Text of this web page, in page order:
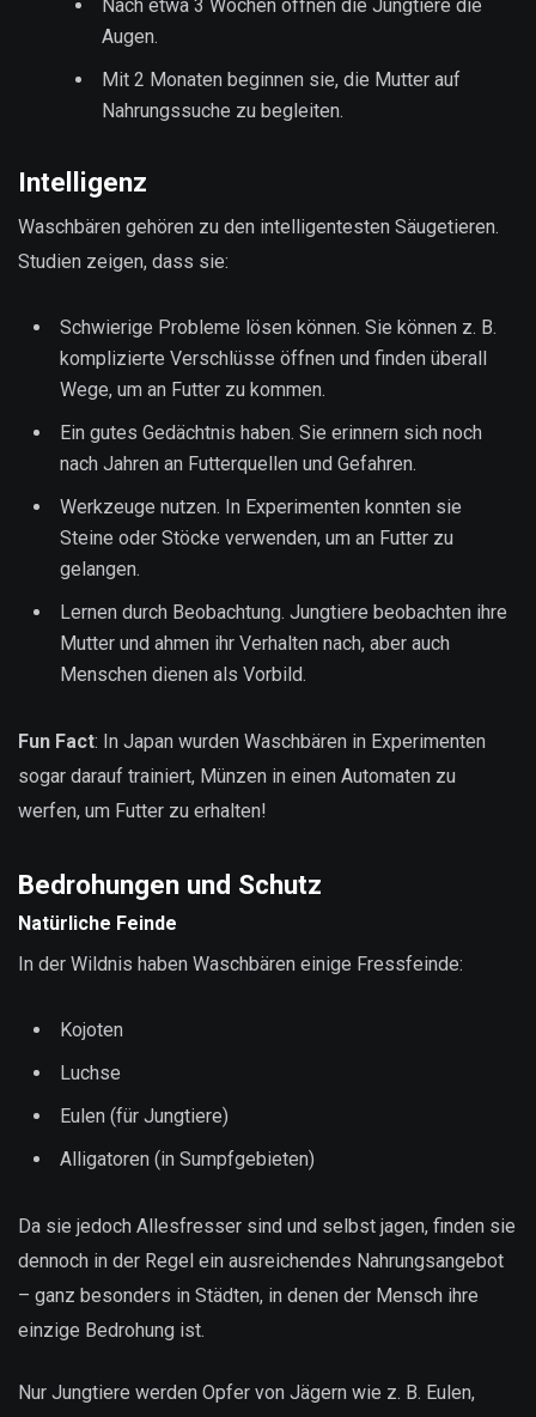
Nach etwa 3 Wochen öffnen die Jungtiere die
Augen.
Mit 2 Monaten beginnen sie, die Mutter auf
Nahrungssuche zu begleiten.
Intelligenz
Waschbären gehören zu den intelligentesten Säugetieren.
Studien zeigen, dass sie:
Schwierige Probleme lösen können. Sie können z. B.
komplizierte Verschlüsse öffnen und finden überall
Wege, um an Futter zu kommen.
Ein gutes Gedächtnis haben. Sie erinnern sich noch
nach Jahren an Futterquellen und Gefahren.
Werkzeuge nutzen. In Experimenten konnten sie
Steine oder Stöcke verwenden, um an Futter zu
gelangen.
Lernen durch Beobachtung. Jungtiere beobachten ihre
Mutter und ahmen ihr Verhalten nach, aber auch
Menschen dienen als Vorbild.
Fun Fact: In Japan wurden Waschbären in Experimenten
sogar darauf trainiert, Münzen in einen Automaten zu
werfen, um Futter zu erhalten!
Bedrohungen und Schutz
Natürliche Feinde
In der Wildnis haben Waschbären einige Fressfeinde:
Kojoten
Luchse
Eulen (für Jungtiere)
Alligatoren (in Sumpfgebieten)
Da sie jedoch Allesfresser sind und selbst jagen, finden sie
dennoch in der Regel ein ausreichendes Nahrungsangebot
– ganz besonders in Städten, in denen der Mensch ihre
einzige Bedrohung ist.
Nur Jungtiere werden Opfer von Jägern wie z. B. Eulen,